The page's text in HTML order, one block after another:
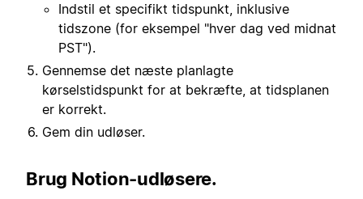
Indstil et specifikt tidspunkt, inklusive
tidszone (for eksempel "hver dag ved midnat
PST").
Gennemse det næste planlagte
kørselstidspunkt for at bekræfte, at tidsplanen
er korrekt.
Gem din udløser.
Brug Notion-udløsere.